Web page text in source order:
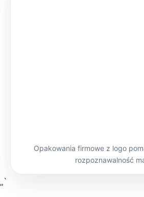
Opakowania firmowe z logo
rozpoznawalność
„`